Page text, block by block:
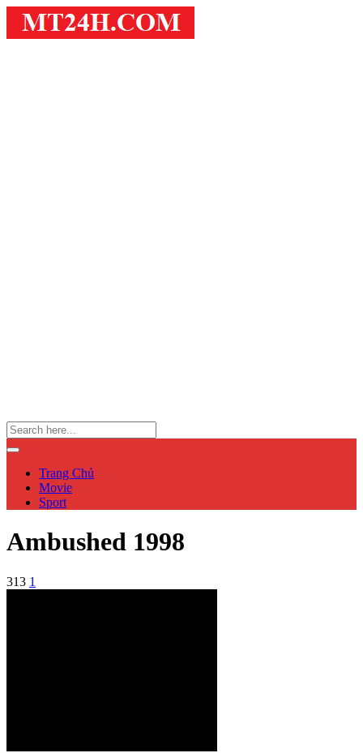
Trang Chủ
Movie
Sport
Ambushed 1998
313 1